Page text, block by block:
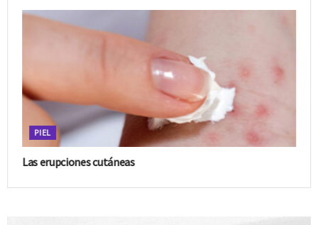
PIEL
Las erupciones cutáneas